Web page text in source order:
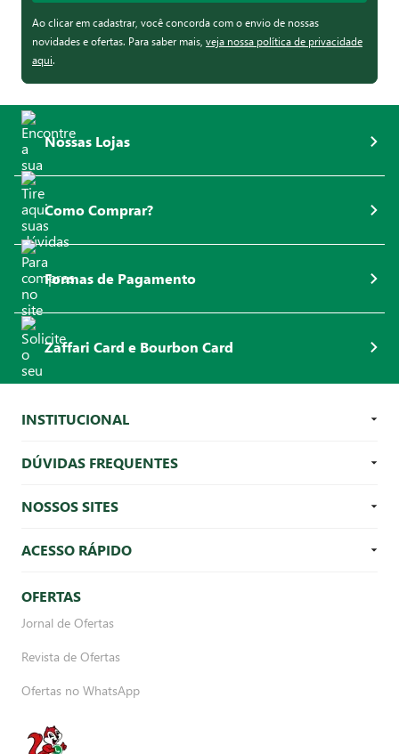
Ao clicar em cadastrar, você concorda com o envio de nossas
novidades e ofertas. Para saber mais, veja nossa política de privacidade
aqui.
Nossas Lojas
Como Comprar?
Formas de Pagamento
Zaffari Card e Bourbon Card
INSTITUCIONAL
DÚVIDAS FREQUENTES
NOSSOS SITES
ACESSO RÁPIDO
OFERTAS
Jornal de Ofertas
Revista de Ofertas
Ofertas no WhatsApp